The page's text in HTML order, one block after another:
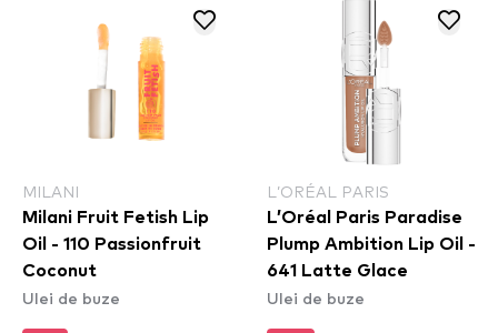
MILANI
Milani Fruit Fetish Lip
Oil - 110 Passionfruit
Coconut
Ulei de buze
L’ORÉAL PARIS
L’Oréal Paris Paradise
Plump Ambition Lip Oil -
641 Latte Glace
Ulei de buze